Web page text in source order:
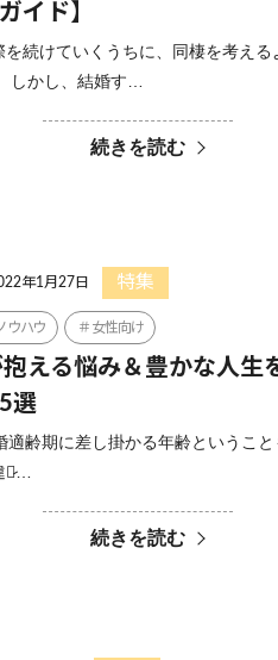
イド】
を続けていくうちに、同棲を考え
しかし、結婚す…
続きを読む
年1月27日 特集
ウハウ 女性向け
える悩み＆豊かな人生
選
適齢期に差し掛かる年齢というこ
̷…
続きを読む